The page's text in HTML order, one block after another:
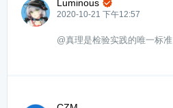
Luminous 
2020-10-21 下午12:57
@真理是检验实践的唯一标准